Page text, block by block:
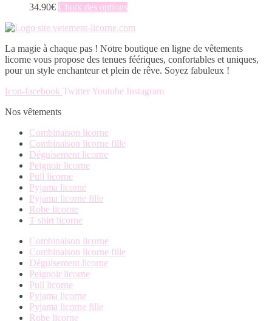
la
du
variations.
Les
options
peuvent
être
choisies
sur
page
34.90€ Choix des optionsCe
a
variations.
Les
options
être
La magie à chaque pas ! Notre boutique en ligne de vêtements
licorne vous propose des tenues féériques, confortables et uniques,
pour un style enchanteur et plein de rêve. Soyez fabuleux !
Icon-facebook Twitter Youtube Instagram
Nos vêtements
Combinaison licorne
Combinaison licorne fille
Déguisement licorne
Peignoir licorne
Pull licorne
Pyjama licorne
Pyjama licorne fille
Robe licorne
T shirt licorne
Combinaison licorne
Combinaison licorne fille
Déguisement licorne
Peignoir licorne
Pull licorne
Pyjama licorne
Pyjama licorne fille
Robe licorne